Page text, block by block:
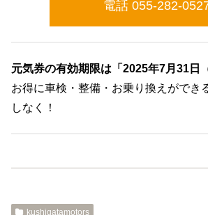
電話 055-282-
元気券の有効期限は「2025年7月31日
お得に車検・整備・お乗り換えができ
しなく！
kushigatamotors